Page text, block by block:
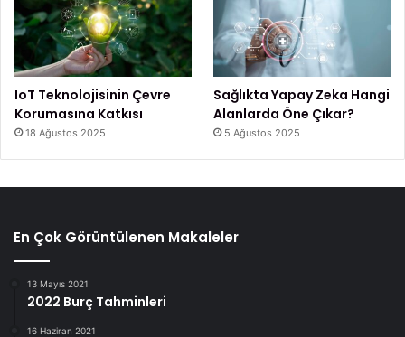
IoT Teknolojisinin Çevre
Korumasına Katkısı
18 Ağustos 2025
Sağlıkta Yapay Zeka Hangi
Alanlarda Öne Çıkar?
5 Ağustos 2025
En Çok Görüntülenen Makaleler
13 Mayıs 2021
2022 Burç Tahminleri
16 Haziran 2021